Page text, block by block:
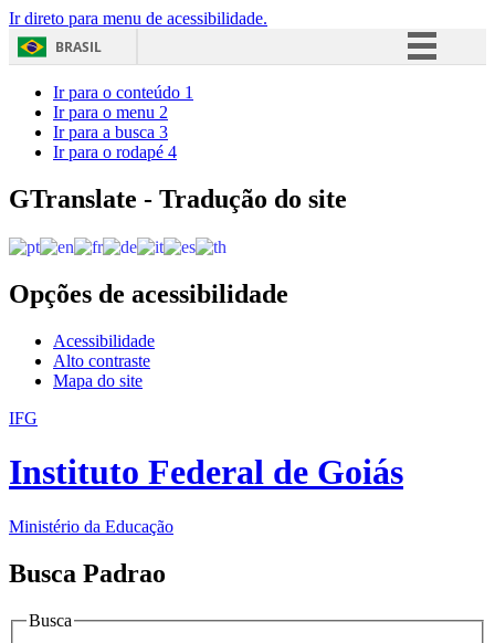
Ir direto para menu de acessibilidade.
BRASIL
Acesso à informação
Ir para o conteúdo 1
Ir para o menu 2
Ir para a busca 3
Ir para o rodapé 4
GTranslate - Tradução do site
Opções de acessibilidade
Acessibilidade
Alto contraste
Mapa do site
IFG
Instituto Federal de Goiás
Ministério da Educação
Busca Padrao
Busca